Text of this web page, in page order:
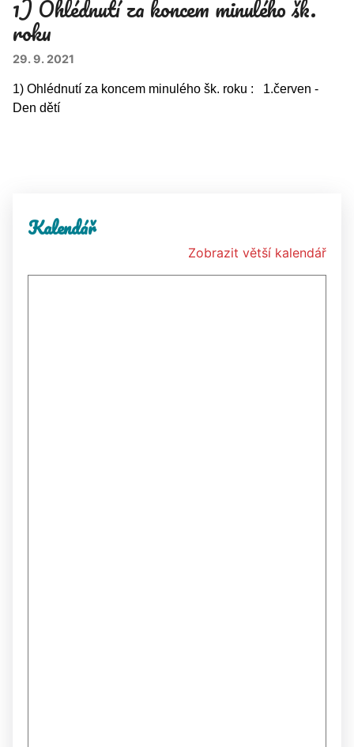
1) Ohlédnutí za koncem minulého šk.
roku
29. 9. 2021
1) Ohlédnutí za koncem minulého šk. roku : 1.červen -
Den dětí
Kalendář
Zobrazit větší kalendář